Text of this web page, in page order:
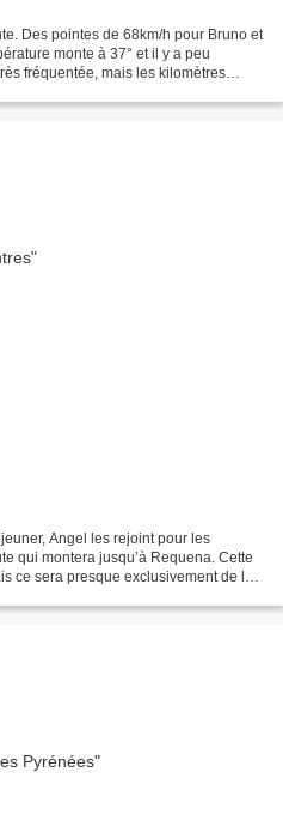
Des pointes de 68km/h pour Bruno et
monte à 37° et il y a peu
fréquentée, mais les kilomètres
Angel les rejoint pour les
qui montera jusqu’à Requena. Cette
ce sera presque exclusivement de la